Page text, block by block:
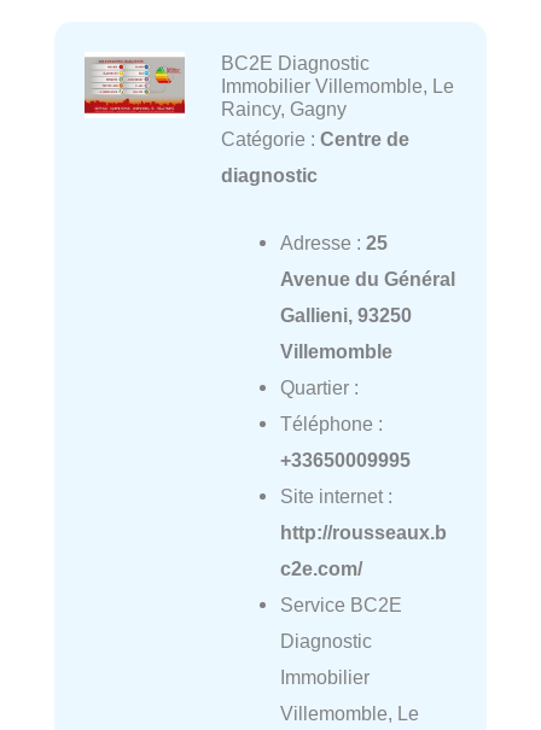
BC2E Diagnostic
Immobilier Villemomble, Le
Raincy, Gagny
Catégorie : Centre de
diagnostic
Adresse : 25
Avenue du Général
Gallieni, 93250
Villemomble
Quartier :
Téléphone :
+33650009995
Site internet :
http://rousseaux.b
c2e.com/
Service BC2E
Diagnostic
Immobilier
Villemomble, Le